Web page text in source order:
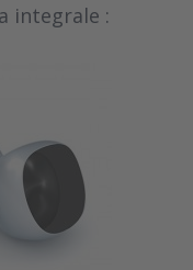
integrale :